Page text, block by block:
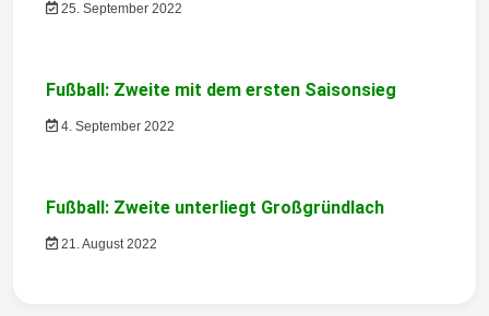
s
a
v
g
a
25. September 2022
Fußball: Zweite mit dem ersten Saisonsieg
4. September 2022
Fußball: Zweite unterliegt Großgründlach
21. August 2022